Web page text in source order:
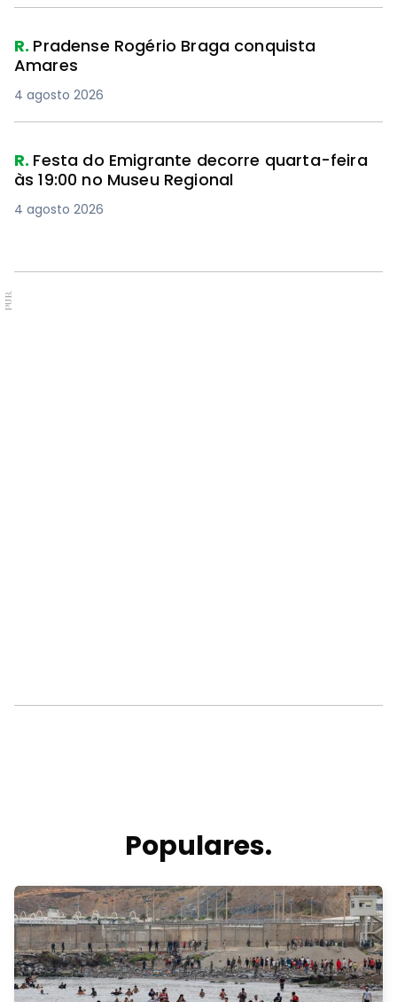
R. Pradense Rogério Braga conquista
Amares
4 agosto 2026
R. Festa do Emigrante decorre quarta-feira
às 19:00 no Museu Regional
4 agosto 2026
PUB.
Populares.